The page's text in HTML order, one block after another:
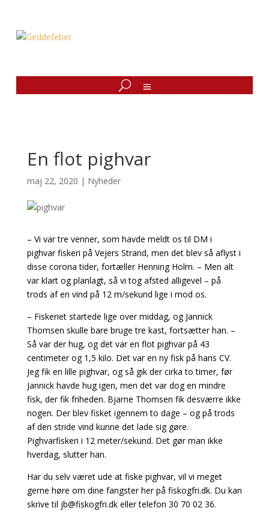
En flot pighvar
maj 22, 2020 | Nyheder
– Vi var tre venner, som havde meldt os til DM i
pighvar fiskeri på Vejers Strand, men det blev så aflyst i
disse corona tider, fortæller Henning Holm. – Men alt
var klart og planlagt, så vi tog afsted alligevel – på
trods af en vind på 12 m/sekund lige i mod os.
– Fiskeriet startede lige over middag, og Jannick
Thomsen skulle bare bruge tre kast, fortsætter han. –
Så var der hug, og det var en flot pighvar på 43
centimeter og 1,5 kilo. Det var en ny fisk på hans CV.
Jeg fik en lille pighvar, og så gik der cirka to timer, før
Jannick havde hug igen, men det var dog en mindre
fisk, der fik friheden. Bjarne Thomsen fik desværre ikke
nogen. Der blev fisket igennem to dage – og på trods
af den stride vind kunne det lade sig gøre.
Pighvarfiskeri i 12 meter/sekund. Det gør man ikke
hverdag, slutter han.
Har du selv været ude at fiske pighvar, vil vi meget
gerne høre om dine fangster her på fiskogfri.dk. Du kan
skrive til jb@fiskogfri.dkeller telefon 30 70 02 36.